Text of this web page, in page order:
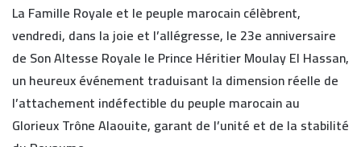
La Famille Royale et le peuple marocain célèbrent,
vendredi, dans la joie et l’allégresse, le 23e anniversaire
de Son Altesse Royale le Prince Héritier Moulay El Hassan,
un heureux événement traduisant la dimension réelle de
l’attachement indéfectible du peuple marocain au
Glorieux Trône Alaouite, garant de l’unité et de la stabilité